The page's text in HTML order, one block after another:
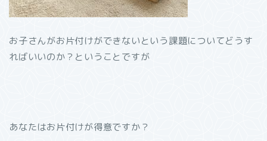
お子さんがお片付けができないという課題についてどうす
ればいいのか？ということですが
あなたはお片付けが得意ですか？